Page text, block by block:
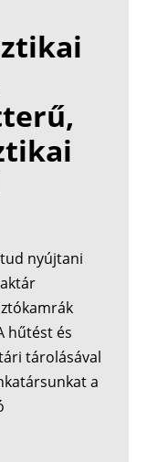
nyújtani
hűtést és
tárolásával
a